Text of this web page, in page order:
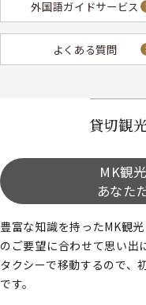
外国語ガイドサービス
よくある質問
貸切観
MK観
あなた
豊富な知識を持ったMK観
のご要望に合わせて思い出
タクシーで移動するので、
です。